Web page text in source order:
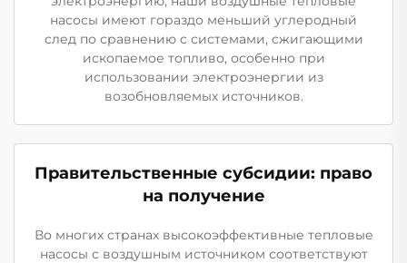
насосы имеют гораздо меньший углеродный
след по сравнению с системами, сжигающими
ископаемое топливо, особенно при
использовании электроэнергии из
возобновляемых источников.
Правительственные субсидии: право
на получение
Во многих странах высокоэффективные тепловые
насосы с воздушным источником соответствуют